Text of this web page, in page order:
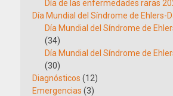
Día de las enfermedades raras
Día Mundial del Síndrome de Ehlers-
Día Mundial del Síndrome de
(34)
Día Mundial del Síndrome de
(30)
Diagnósticos (12)
Emergencias (3)